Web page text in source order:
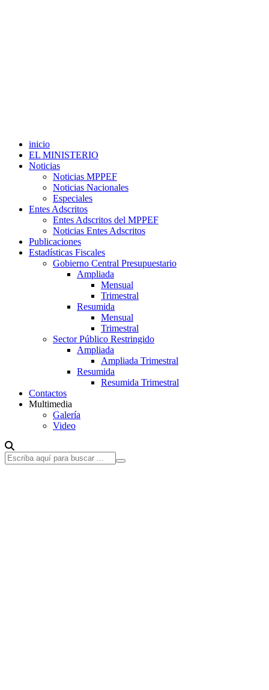
inicio
EL MINISTERIO
Noticias
Noticias MPPEF
Noticias Nacionales
Especiales
Entes Adscritos
Entes Adscritos del MPPEF
Noticias Entes Adscritos
Publicaciones
Estadísticas Fiscales
Gobierno Central Presupuestario
Ampliada
Mensual
Trimestral
Resumida
Mensual
Trimestral
Sector Público Restringido
Ampliada
Ampliada Trimestral
Resumida
Resumida Trimestral
Contactos
Multimedia
Galería
Video